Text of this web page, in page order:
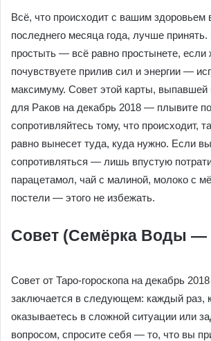
Всё, что происходит с вашим здоровьем
последнего месяца года, лучше
простыть — всё равно простынете, если
почувствуете прилив сил и энергии —
максимуму. Совет этой карты, выпавшей
для Раков на декабрь 2018 — плывите
сопротивляйтесь тому, что происходит,
равно вынесет туда, куда нужно. Если
сопротивляться — лишь впустую
парацетамол, чай с малиной, молоко с
постели — этого не избежать.
Совет (Семёрка Воды —
Совет от Таро-гороскопа на декабрь
заключается в следующем: каждый раз,
оказываетесь в сложной ситуации или
вопросом, спросите себя — то, что вы